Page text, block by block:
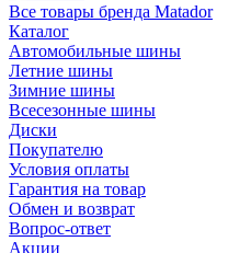
Все товары бренда Matador
Каталог
Автомобильные шины
Летние шины
Зимние шины
Всесезонные шины
Диски
Покупателю
Условия оплаты
Гарантия на товар
Обмен и возврат
Вопрос-ответ
Акции